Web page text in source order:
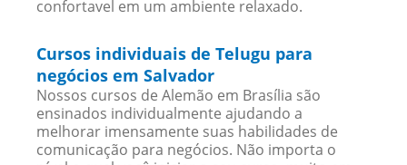
confortavel em um ambiente relaxado.
Cursos individuais de Telugu para
negócios em Salvador
Nossos cursos de Alemão em Brasília são
ensinados individualmente ajudando a
melhorar imensamente suas habilidades de
comunicação para negócios. Não importa o